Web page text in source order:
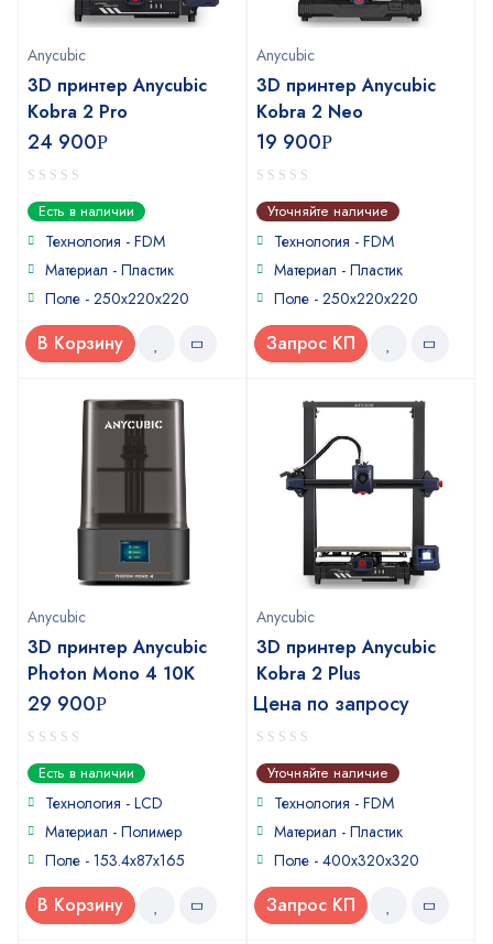
Anycubic
3D принтер Anycubic
Kobra 2 Pro
24 900Р
0
out
of
Есть в наличии
Технология - FDM
Материал - Пластик
Поле - 250x220x220
В Корзину
Anycubic
3D принтер Anycubic
Kobra 2 Neo
19 900Р
0
out
of
Уточняйте наличие
Технология - FDM
Материал - Пластик
Поле - 250x220x220
Запрос КП
Anycubic
3D принтер Anycubic
Photon Mono 4 10K
29 900Р
0
out
of
Есть в наличии
Технология - LCD
Материал - Полимер
Поле - 153.4х87х165
В Корзину
Anycubic
3D принтер Anycubic
Kobra 2 Plus
Цена по запросу
0
out
of
Уточняйте наличие
Технология - FDM
Материал - Пластик
Поле - 400x320x320
Запрос КП